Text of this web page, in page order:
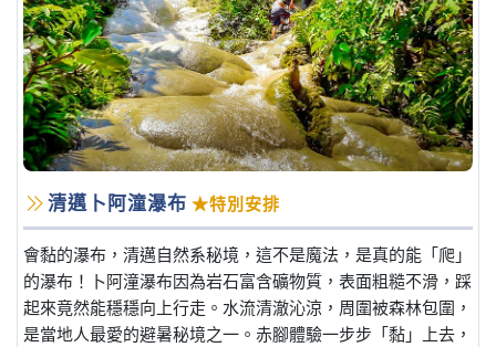
清邁卜阿潼瀑布 ★特別安排
會黏的瀑布，清邁自然系秘境，這不是魔法，是真的能「爬」
的瀑布！卜阿潼瀑布因為岩石富含礦物質，表面粗糙不滑，踩
起來竟然能穩穩向上行走。水流清澈沁涼，周圍被森林包圍，
是當地人最愛的避暑秘境之一。赤腳體驗一步步「黏」上去，